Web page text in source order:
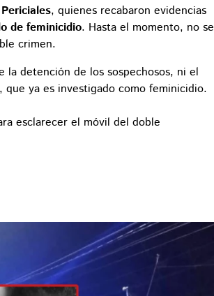
, quienes recabaron evidencias
de feminicidio. Hasta el momento, no se
crimen.
la detención de los sospechosos, ni el
ya es investigado como feminicidio.
esclarecer el móvil del doble